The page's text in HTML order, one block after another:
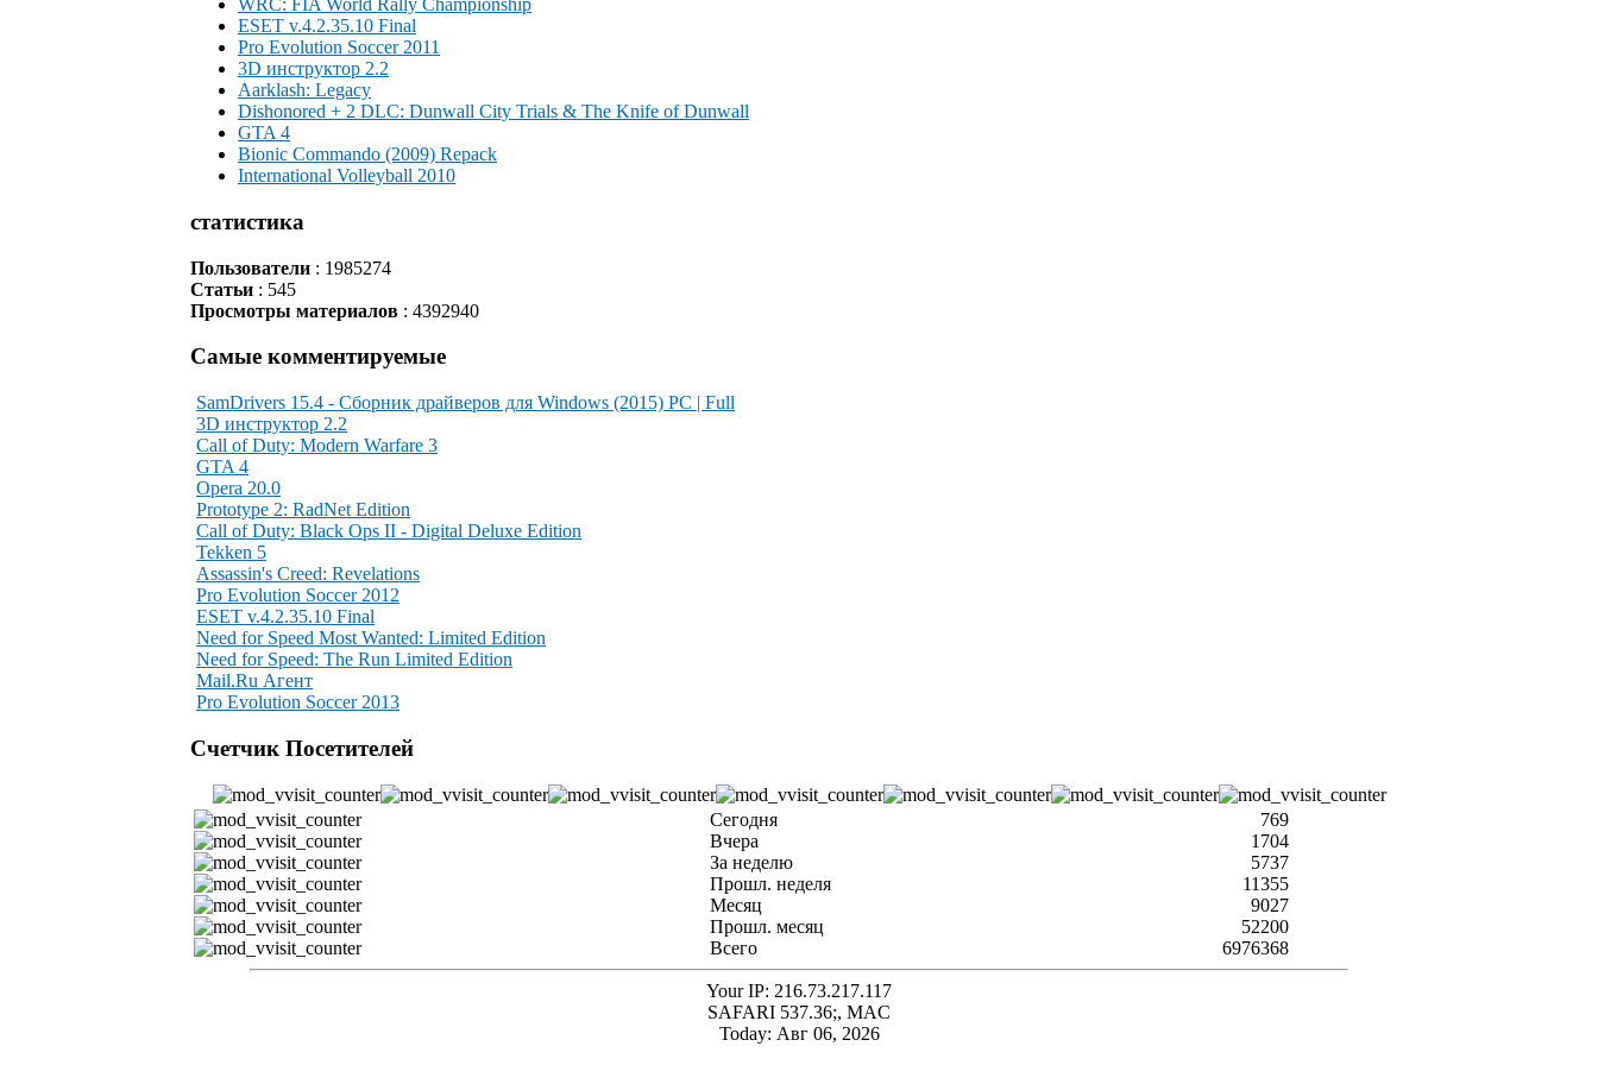
WRC: FIA World Rally Championship
ESET v.4.2.35.10 Final
Pro Evolution Soccer 2011
3D инструктор 2.2
Aarklash: Legacy
Dishonored + 2 DLC: Dunwall City Trials & The Knife of Dunwall
GTA 4
Bionic Commando (2009) Repack
International Volleyball 2010
статистика
Пользователи : 1985274
Статьи : 545
Просмотры материалов : 4392940
Самые комментируемые
SamDrivers 15.4 - Сборник драйверов для Windows (2015) PC | Full
3D инструктор 2.2
Call of Duty: Modern Warfare 3
GTA 4
Opera 20.0
Prototype 2: RadNet Edition
Call of Duty: Black Ops II - Digital Deluxe Edition
Tekken 5
Assassin's Creed: Revelations
Pro Evolution Soccer 2012
ESET v.4.2.35.10 Final
Need for Speed Most Wanted: Limited Edition
Need for Speed: The Run Limited Edition
Mail.Ru Агент
Pro Evolution Soccer 2013
Счетчик Посетителей
Сегодня
769
Вчера
1704
За неделю
5737
Прошл. неделя
11355
Месяц
9027
Прошл. месяц
52200
Всего
6976368
Your IP: 216.73.217.117
SAFARI 537.36;, MAC
Today: Авг 06, 2026